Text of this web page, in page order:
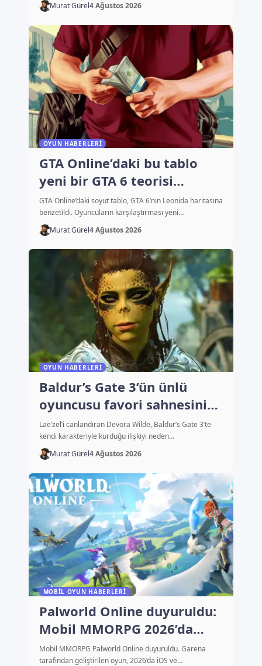
Murat Gürel4 Ağustos 2026
OYUN HABERLERI
GTA Online’daki bu tablo
yeni bir GTA 6 teorisi
başlattı
GTA Online’daki soyut tablo, GTA 6’nın Leonida haritasına
benzetildi. Oyuncuların karşılaştırması yeni…
Murat Gürel4 Ağustos 2026
OYUN HABERLERI
Baldur’s Gate 3’ün ünlü
oyuncusu favori sahnesini
açıkladı
Lae’zel’i canlandıran Devora Wilde, Baldur’s Gate 3’te
kendi karakteriyle kurduğu ilişkiyi neden…
Murat Gürel4 Ağustos 2026
MOBIL OYUN HABERLERI
Palworld Online duyuruldu:
Mobil MMORPG 2026’da
çıkacak
Mobil MMORPG Palworld Online duyuruldu. Garena
tarafından geliştirilen oyun, 2026’da iOS ve…